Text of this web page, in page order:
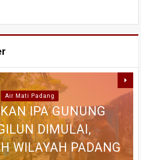
IPA GUNUNG
DIMULAI,
WILAYAH PADANG
AICCON 2026
DAN KONGRES
BUNGKAM SAAT
MAHASISWA AKAN
DI
KEJAKSAAN TINGGI
AMRAN TERIMA
MONITORING